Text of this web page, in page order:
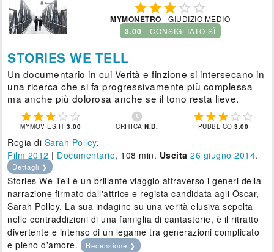
  
MYMONETRO - GIUDIZIO MEDIO
3.00 - CONSIGLIATO SÌ
STORIES WE TELL
Un documentario in cui Verità e finzione si intersecano in
una ricerca che si fa progressivamente più complessa
ma anche più dolorosa anche se il tono resta lieve.
    
MYMOVIES.IT3.00

CRITICAN.D.
    
PUBBLICO3.00
Regia di Sarah Polley.
Film 2012 | Documentario, 108 min. Uscita 26 giugno 2014.
Dettagli ❯
Stories We Tell è un brillante viaggio attraverso i generi della
narrazione firmato dall'attrice e regista candidata agli Oscar,
Sarah Polley. La sua indagine su una verità elusiva sepolta
nelle contraddizioni di una famiglia di cantastorie, è il ritratto
divertente e intenso di un legame tra generazioni complicato
e pieno d'amore.
Recensione ❯